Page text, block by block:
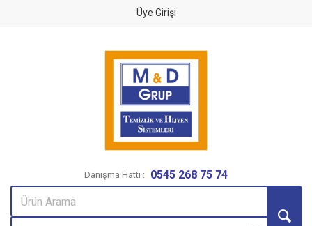
Üye Girişi
Danışma Hattı : 0545 268 75 74